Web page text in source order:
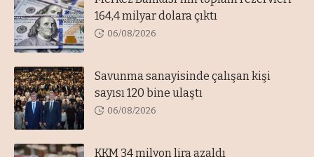
164,4 milyar dolara çıktı
06/08/2026
Savunma sanayisinde çalışan kişi
sayısı 120 bine ulaştı
06/08/2026
KKM 34 milyon lira azaldı